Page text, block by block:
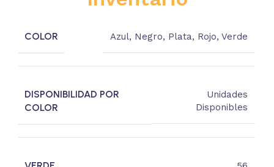
COLOR Azul, Negro, Plata, Rojo,Verde
DISPONIBILIDAD POR
COLOR
Unidades
Disponibles